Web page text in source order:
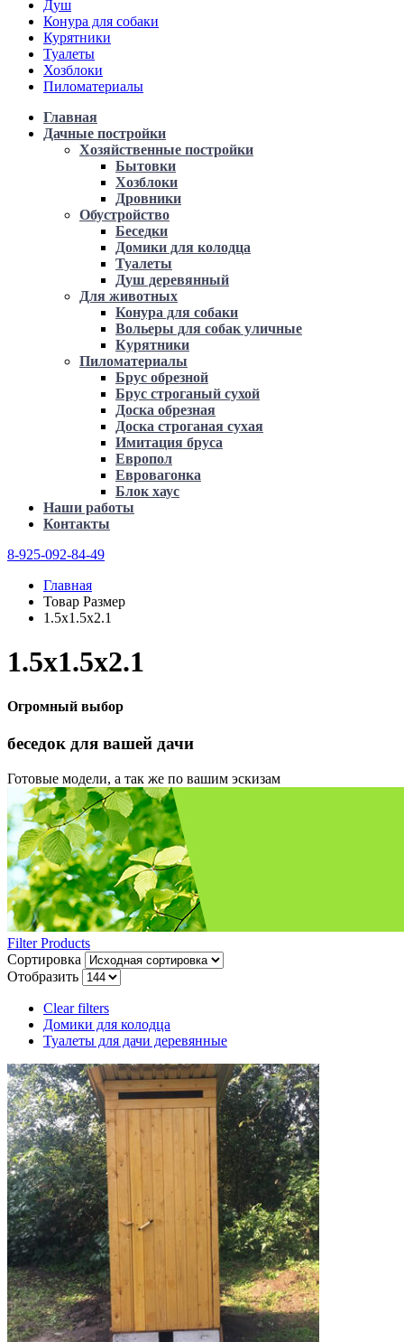
Душ
Конура для собаки
Курятники
Туалеты
Хозблоки
Пиломатериалы
Главная
Дачные постройки
Хозяйственные постройки
Бытовки
Хозблоки
Дровники
Обустройство
Беседки
Домики для колодца
Туалеты
Душ деревянный
Для животных
Конура для собаки
Вольеры для собак уличные
Курятники
Пиломатериалы
Брус обрезной
Брус строганый сухой
Доска обрезная
Доска строганая сухая
Имитация бруса
Европол
Евровагонка
Блок хаус
Наши работы
Контакты
8-925-092-84-49
Главная
Товар Размер
1.5х1.5х2.1
1.5х1.5х2.1
Огромный выбор
беседок для вашей дачи
Готовые модели, а так же по вашим эскизам
Filter Products
Сортировка
Отобразить
Clear filters
Домики для колодца
Туалеты для дачи деревянные